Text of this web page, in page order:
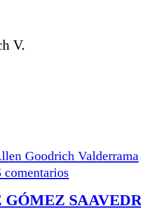
V.
Goodrich Valderrama
comentarios